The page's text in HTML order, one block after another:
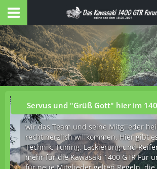
Servus und "Grüß Gott" hier im
wir das Team und seine Mitglieder
recht herzlich willkommen. Hier gibt
Technik, Tuning, Lackierung und
mehr für die Kawasaki 1400 GTR Für